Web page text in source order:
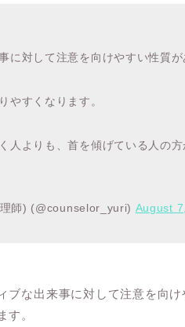
に対して注意を向けやすい性質が
やすくなります。
人よりも、首を傾げている人の
師) (@counselor_yuri) August
な出来事に対して注意を向
す。